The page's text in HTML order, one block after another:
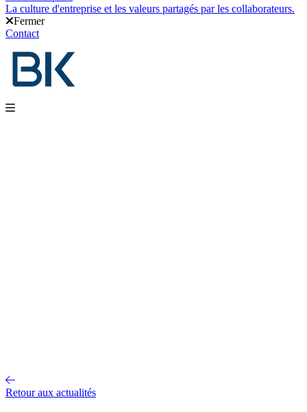
La culture d'entreprise et les valeurs partagés par les collaborateurs.
Fermer
Contact
Retour aux actualités